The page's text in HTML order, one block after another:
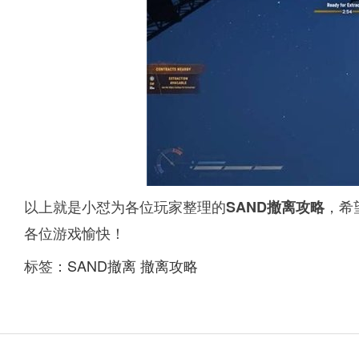
以上就是小怼为各位玩家整理的SAND撤离攻略 ，
各位游戏愉快！
标签： SAND撤离撤离攻略